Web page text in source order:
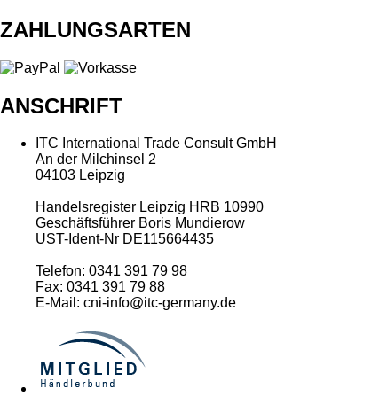
ZAHLUNGSARTEN
ANSCHRIFT
ITC International Trade Consult GmbH
An der Milchinsel 2
04103 Leipzig
Handelsregister Leipzig HRB 10990
Geschäftsführer Boris Mundierow
UST-Ident-Nr DE115664435
Telefon: 0341 391 79 98
Fax: 0341 391 79 88
E-Mail: cni-info@itc-germany.de